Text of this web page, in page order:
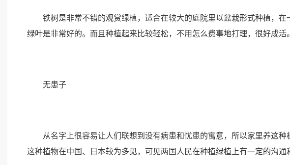
铁树是非常不错的观赏绿植，适合在较大的庭院里以盆栽形式种植，在
绿叶是非常好的。而且种植起来比较轻松，不用怎么费事地打理，很好成活。
无患子
从名字上很容易让人们联想到没有病患和忧患的寓意，所以家里养这种
这种植物在中国、日本较为多见，可见两国人民在种植绿植上有一定的沟通